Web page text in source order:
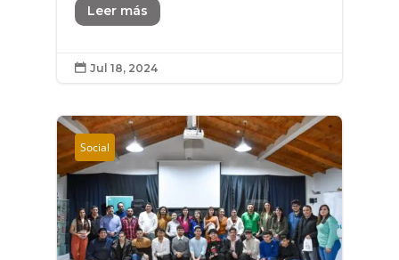
Leer más
 Jul 18, 2024
Social